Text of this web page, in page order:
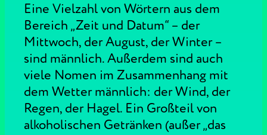
Eine Vielzahl von Wörtern aus dem
Bereich „Zeit und Datum“ – der
Mittwoch, der August, der Winter –
sind männlich. Außerdem sind auch
viele Nomen im Zusammenhang mit
dem Wetter männlich: der Wind, der
Regen, der Hagel. Ein Großteil von
alkoholischen Getränken (außer „das